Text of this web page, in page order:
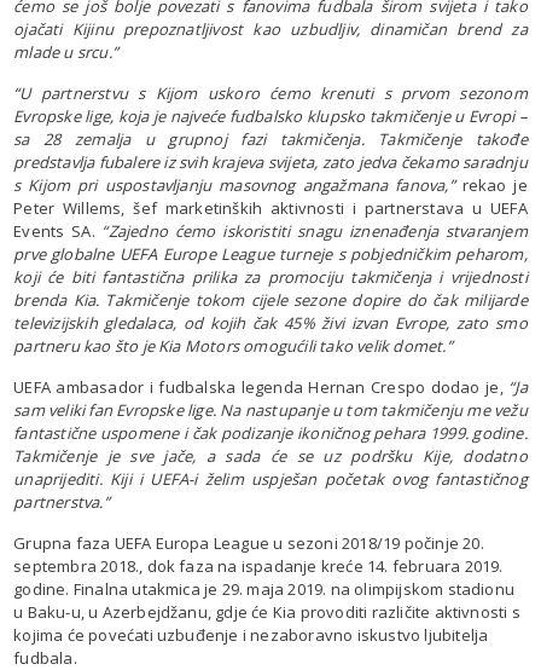
ćemo se još bolje povezati s fanovima fudbala širom svijeta i tako
ojačati Kijinu prepoznatljivost kao uzbudljiv, dinamičan brend za
mlade u srcu.”
“U partnerstvu s Kijom uskoro ćemo krenuti s prvom sezonom
Evropske lige, koja je najveće fudbalsko klupsko takmičenje u Evropi –
sa 28 zemalja u grupnoj fazi takmičenja. Takmičenje takođe
predstavlja fubalere iz svih krajeva svijeta, zato jedva čekamo saradnju
s Kijom pri uspostavljanju masovnog angažmana fanova,”rekao je
Peter Willems, šef marketinških aktivnosti i partnerstava u UEFA
Events SA. “Zajedno ćemo iskoristiti snagu iznenađenja stvaranjem
prve globalne UEFA Europe League turneje s pobjedničkim peharom,
koji će biti fantastična prilika za promociju takmičenja i vrijednosti
brenda Kia. Takmičenje tokom cijele sezone dopire do čak milijarde
televizijskih gledalaca, od kojih čak 45% živi izvan Evrope, zato smo
partneru kao što je Kia Motors omogućili tako velik domet.”
UEFA ambasador i fudbalska legenda Hernan Crespo dodao je, “Ja
sam veliki fan Evropske lige. Na nastupanje u tom takmičenju me vežu
fantastične uspomene i čak podizanje ikoničnog pehara 1999. godine.
Takmičenje je sve jače, a sada će se uz podršku Kije, dodatno
unaprijediti. Kiji i UEFA-i želim uspješan početak ovog fantastičnog
partnerstva.”
Grupna faza UEFA Europa League u sezoni 2018/19 počinje 20.
septembra 2018., dok faza na ispadanje kreće 14. februara 2019.
godine. Finalna utakmica je 29. maja 2019. na olimpijskom stadionu
u Baku-u, u Azerbejdžanu, gdje će Kia provoditi različite aktivnosti s
kojima će povećati uzbuđenje i nezaboravno iskustvo ljubitelja
fudbala.